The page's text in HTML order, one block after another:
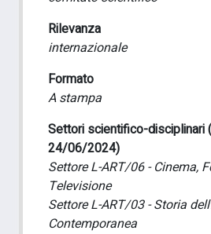
Rilevanza
internazionale
Formato
A stampa
Settori scientifico-disciplinari
24/06/2024)
Settore L-ART/06 - Cinema,
Televisione
Settore L-ART/03 - Storia
Contemporanea